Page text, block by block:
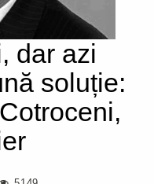
dar azi
soluție: